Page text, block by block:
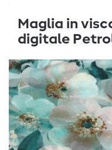
Maglia in
digitale